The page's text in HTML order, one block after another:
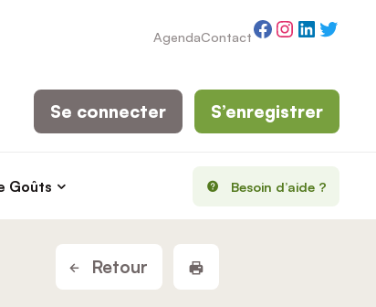
AgendaContactFacebook
Instagram
Goûts Besoin d’aide ?
Se connecter S’enregistrer
Retour